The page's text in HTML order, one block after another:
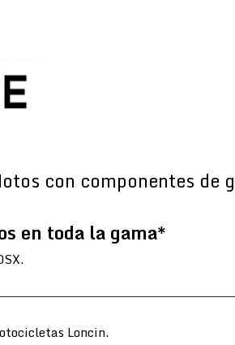
con componentes de
en toda la gama*
Loncin.